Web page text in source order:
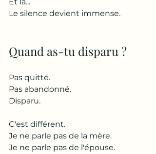
Le silence devient immense.
Quand as-tu disparu ?
Pas quitté.
Pas abandonné.
Disparu.
C'est différent.
Je ne parle pas de la mère.
Je ne parle pas de l'épouse.